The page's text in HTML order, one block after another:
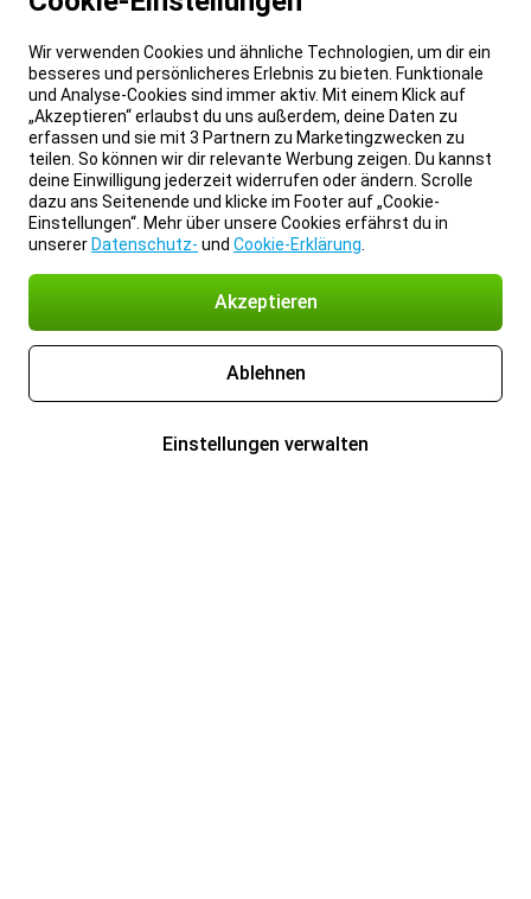
Wir verwenden Cookies und ähnliche Technologien, um dir ein
besseres und persönlicheres Erlebnis zu bieten. Funktionale
und Analyse-Cookies sind immer aktiv. Mit einem Klick auf
„Akzeptieren“ erlaubst du uns außerdem, deine Daten zu
erfassen und sie mit 3 Partnern zu Marketingzwecken zu
teilen. So können wir dir relevante Werbung zeigen. Du kannst
deine Einwilligung jederzeit widerrufen oder ändern. Scrolle
dazu ans Seitenende und klicke im Footer auf „Cookie-
Einstellungen“. Mehr über unsere Cookies erfährst du in
unserer Datenschutz- und Cookie-Erklärung
Akzeptieren
Ablehnen
Einstellungen verwalten